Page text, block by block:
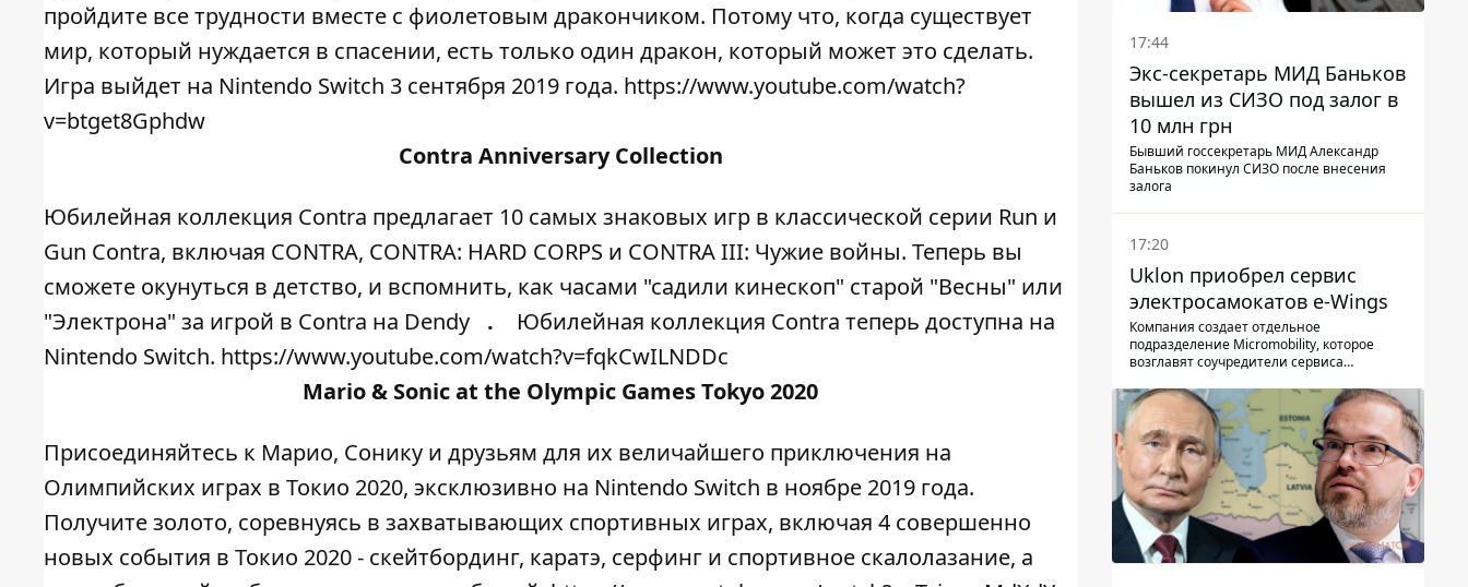
пройдите все трудности вместе с фиолетовым дракончиком. Потому что, когда существует
мир, который нуждается в спасении, есть только один дракон, который может это сделать.
Игра выйдет на Nintendo Switch 3 сентября 2019 года. https://www.youtube.com/watch?
v=btget8Gphdw
Contra Anniversary Collection
Юбилейная коллекция Contra предлагает 10 самых знаковых игр в классической серии Run и
Gun Contra, включая CONTRA, CONTRA: HARD CORPS и CONTRA III: Чужие войны. Теперь вы
сможете окунуться в детство, и вспомнить, как часами "садили кинескоп" старой "Весны" или
"Электрона" за игрой в Contra на Dendy
.
Юбилейная коллекция Contra теперь доступна на
Nintendo Switch. https://www.youtube.com/watch?v=fqkCwILNDDc
Mario & Sonic at the Olympic Games Tokyo 2020
Присоединяйтесь к Марио, Сонику и друзьям для их величайшего приключения на
Олимпийских играх в Токио 2020, эксклюзивно на Nintendo Switch в ноябре 2019 года.
Получите золото, соревнуясь в захватывающих спортивных играх, включая 4 совершенно
новых события в Токио 2020 - скейтбординг, каратэ, серфинг и спортивное скалолазание, а
17:44
Экс-секретарь МИД Баньков
вышел из СИЗО под залог в
10 млн грн
Бывший госсекретарь МИД Александр
Баньков покинул СИЗО после внесения
залога
17:20
Uklon приобрел сервис
электросамокатов e-Wings
Компания создает отдельное
подразделение Micromobility, которое
возглавят соучредители сервиса